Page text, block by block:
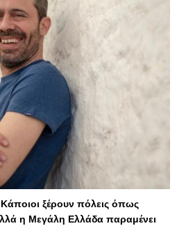
ξέρουν πόλεις όπως
η Μεγάλη Ελλάδα παραμένει